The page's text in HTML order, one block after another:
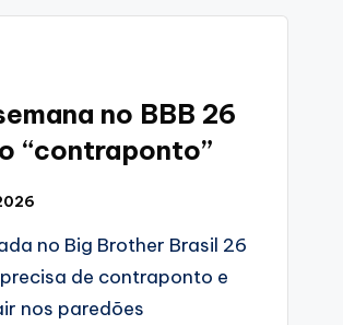
no BBB 26
“contraponto”
no Big Brother Brasil 26
de contraponto e
nos paredões